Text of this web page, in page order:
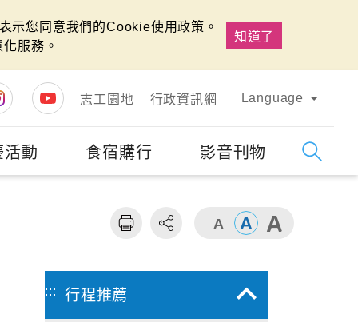
示您同意我們的Cookie使用政策。
服務。
知道了
志工園地 行政資訊網 Language
活動 食宿購行 影音刊物
::: 行程推薦